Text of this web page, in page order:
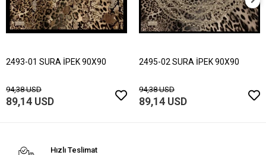
2493-01 SURA İPEK 90X90
94,38 USD
89,14 USD
2495-02 SURA İPEK 90X90
94,38 USD
89,14 USD
Hızlı Teslimat